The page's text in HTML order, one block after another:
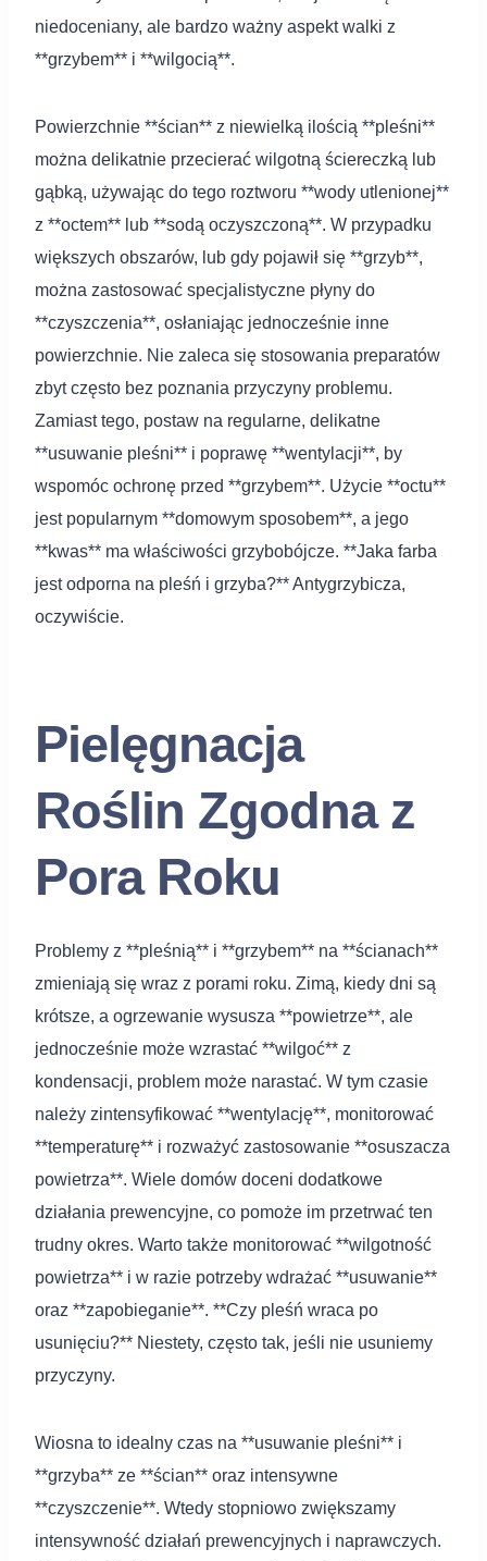
niedoceniany, ale bardzo ważny aspekt walki z
**grzybem** i **wilgocią**.
Powierzchnie **ścian** z niewielką ilością **pleśni**
można delikatnie przecierać wilgotną ściereczką lub
gąbką, używając do tego roztworu **wody utlenionej**
z **octem** lub **sodą oczyszczoną**. W przypadku
większych obszarów, lub gdy pojawił się **grzyb**,
można zastosować specjalistyczne płyny do
**czyszczenia**, osłaniając jednocześnie inne
powierzchnie. Nie zaleca się stosowania preparatów
zbyt często bez poznania przyczyny problemu.
Zamiast tego, postaw na regularne, delikatne
**usuwanie pleśni** i poprawę **wentylacji**, by
wspomóc ochronę przed **grzybem**. Użycie **octu**
jest popularnym **domowym sposobem**, a jego
**kwas** ma właściwości grzybobójcze. **Jaka farba
jest odporna na pleśń i grzyba?** Antygrzybicza,
oczywiście.
Pielęgnacja
Roślin Zgodna z
Pora Roku
Problemy z **pleśnią** i **grzybem** na **ścianach**
zmieniają się wraz z porami roku. Zimą, kiedy dni są
krótsze, a ogrzewanie wysusza **powietrze**, ale
jednocześnie może wzrastać **wilgoć** z
kondensacji, problem może narastać. W tym czasie
należy zintensyfikować **wentylację**, monitorować
**temperaturę** i rozważyć zastosowanie **osuszacza
powietrza**. Wiele domów doceni dodatkowe
działania prewencyjne, co pomoże im przetrwać ten
trudny okres. Warto także monitorować **wilgotność
powietrza** i w razie potrzeby wdrażać **usuwanie**
oraz **zapobieganie**. **Czy pleśń wraca po
usunięciu?** Niestety, często tak, jeśli nie usuniemy
przyczyny.
Wiosna to idealny czas na **usuwanie pleśni** i
**grzyba** ze **ścian** oraz intensywne
**czyszczenie**. Wtedy stopniowo zwiększamy
intensywność działań prewencyjnych i naprawczych.